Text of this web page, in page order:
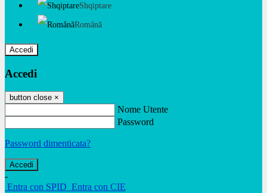
Shqiptare
Română
Accedi
Accedi
button close ×
Nome Utente
Password
Password dimenticata?
-
Entra con SPID Entra con CIE